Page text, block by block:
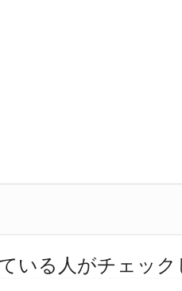
いる人がチェッ